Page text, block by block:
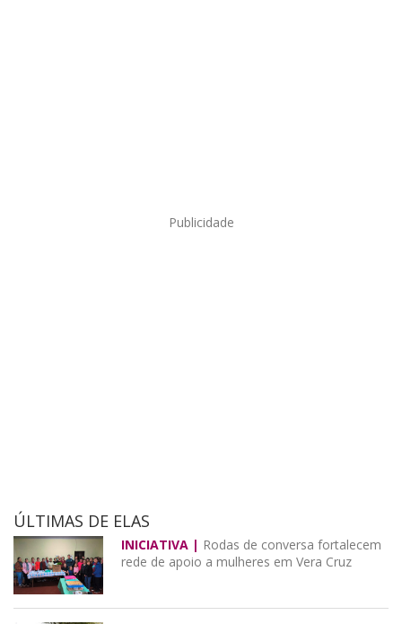
Publicidade
ÚLTIMAS DE ELAS
INICIATIVA | Rodas de conversa fortalecem
rede de apoio a mulheres em Vera Cruz